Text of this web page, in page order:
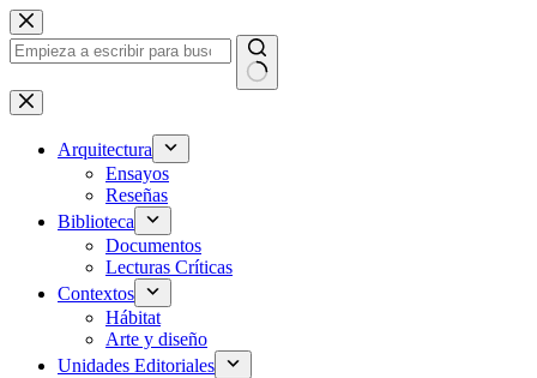
Saltar
al
contenido
Sin
resultados
Arquitectura
Ensayos
Reseñas
Biblioteca
Documentos
Lecturas Críticas
Contextos
Hábitat
Arte y diseño
Unidades Editoriales